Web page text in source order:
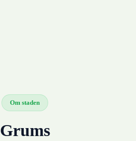
Om staden
Grums